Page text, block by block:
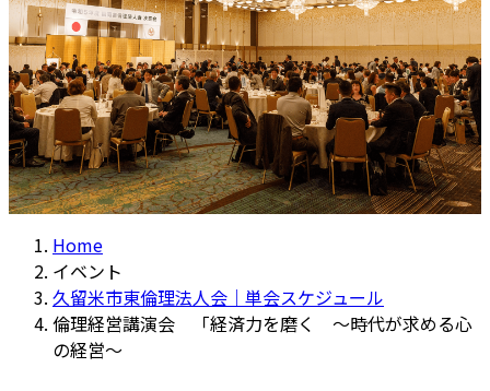
Home
イベント
久留米市東倫理法人会｜単会スケジュール
倫理経営講演会 「経済力を磨く ～時代が求める心
の経営～